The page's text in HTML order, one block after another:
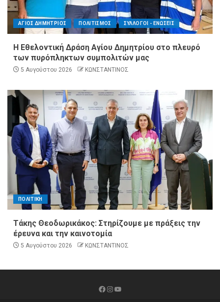
ΑΓΙΟΣ ΔΗΜΗΤΡΙΟΣ ΠΟΛΙΤΙΣΜΟΣ ΣΥΛΛΟΓΟΙ - ΕΝΩΣΕΙΣ
Η Εθελοντική Δράση Αγίου Δημητρίου στο πλευρό
των πυρόπληκτων συμπολιτών μας
5 Αυγούστου 2026 ΚΩΝΣΤΑΝΤΙΝΟΣ
ΠΟΛΙΤΙΚΗ
Τάκης Θεοδωρικάκος: Στηρίζουμε με πράξεις την
έρευνα και την καινοτομία
5 Αυγούστου 2026 ΚΩΝΣΤΑΝΤΙΝΟΣ